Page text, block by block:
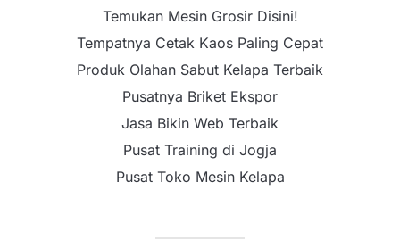
Temukan Mesin Grosir Disini!
Tempatnya Cetak Kaos Paling Cepat
Produk Olahan Sabut Kelapa Terbaik
Pusatnya Briket Ekspor
Jasa Bikin Web Terbaik
Pusat Training di Jogja
Pusat Toko Mesin Kelapa